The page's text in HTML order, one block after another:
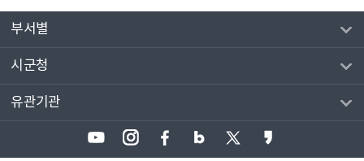
부서별
시군청
유관기관